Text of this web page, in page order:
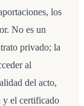
los
No es un
privado; la
al
del acto,
y el certificado